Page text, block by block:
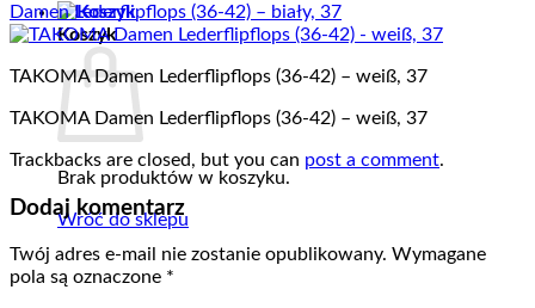
Koszyk
Brak produktów w koszyku.
Wróć do sklepu
Damen Lederflipflops (36-42) – biały, 37
TAKOMA Damen Lederflipflops (36-42) – weiß, 37
TAKOMA Damen Lederflipflops (36-42) – weiß, 37
Trackbacks are closed, but you can post a comment.
Dodaj komentarz
Twój adres e-mail nie zostanie opublikowany. Wymagane
pola są oznaczone *